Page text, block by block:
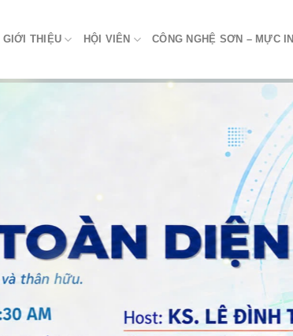
GIỚI THIỆU HỘI VIÊN CÔNG NGHỆ SƠN – MỰC IN